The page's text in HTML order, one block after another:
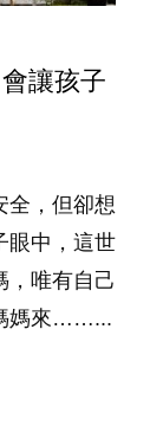
讓孩子
全，但卻想
眼中，這世
，唯有自己
媽來……...